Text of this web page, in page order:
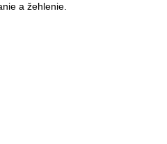
a žehlenie.